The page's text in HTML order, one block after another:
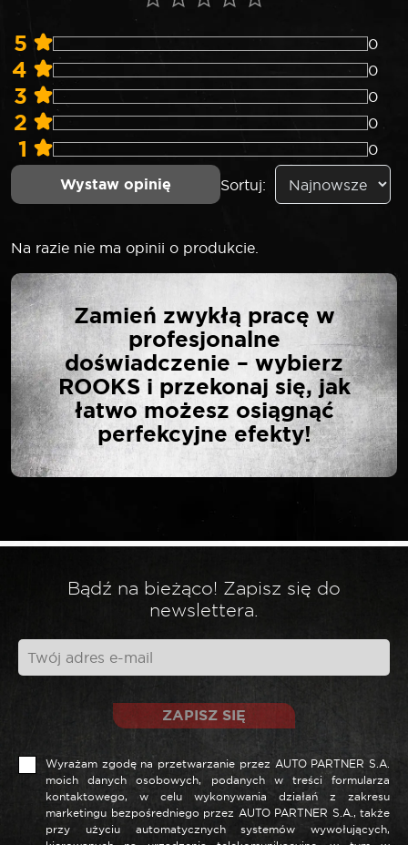
5 0
4 0
3 0
2 0
1 0
Wystaw opinię Sortuj:
Na razie nie ma opinii o produkcie.
NAPISZ PIERWSZĄ
OPINIĘ O „ROOKS
ZESTAW DO
WYKRĘCANIA
URWANYCH ŚRUB I
SZPILEK 4-10 MM 25
ELEMENTÓW”
Wymagane pola są oznaczone*
Twoja ocena*
Twoja opinia *
Zamień zwykłą pracę w
profesjonalne
doświadczenie – wybierz
ROOKS i przekonaj się, jak
łatwo możesz osiągnąć
perfekcyjne efekty!
Bądź na bieżąco! Zapisz się do
newslettera.
ZAPISZ SIĘ
Wyrażam zgodę na przetwarzanie przez AUTO PARTNER S.A.
moich danych osobowych, podanych w treści formularza
kontaktowego, w celu wykonywania działań z zakresu
marketingu bezpośredniego przez AUTO PARTNER S.A., także
przy użyciu automatycznych systemów wywołujących,